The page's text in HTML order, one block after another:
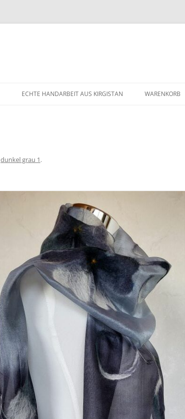
ECHTE HANDARBEIT AUS KIRGISTAN WARENKORB
dunkel grau 1.